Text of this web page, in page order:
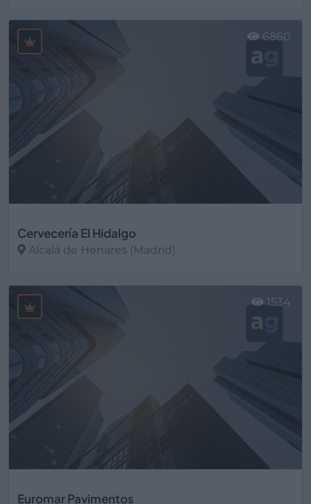
Cervecería El Hidalgo
Alcalá de Henares (Madrid)
6860
Euromar Pavimentos
1534